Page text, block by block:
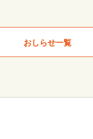
おしらせ一覧